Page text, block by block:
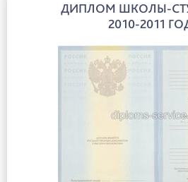
ДИПЛОМ ШКОЛЫ-
2010-2011